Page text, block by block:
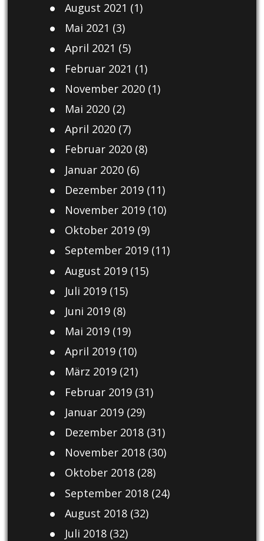
August 2021 (1)
Mai 2021 (3)
April 2021 (5)
Februar 2021 (1)
November 2020(1)
Mai 2020(2)
April 2020(7)
Februar 2020(8)
Januar 2020(6)
Dezember 2019(11)
November 2019(10)
Oktober 2019(9)
September 2019(11)
August 2019(15)
Juli 2019(15)
Juni 2019(8)
Mai 2019(19)
April 2019(10)
März 2019(21)
Februar 2019(31)
Januar 2019(29)
Dezember 2018(31)
November 2018(30)
Oktober 2018(28)
September 2018(24)
August 2018(32)
Juli 2018(32)